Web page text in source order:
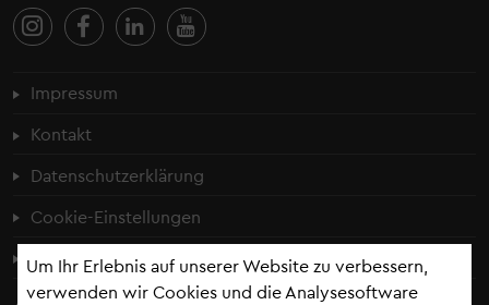
Um Ihr Erlebnis auf unserer Website zu verbessern,
verwenden wir Cookies und die Analysesoftware
Fußzeilenmenü
Impressum
Kontakt
Datenschutzerklärung
Cookie-Einstellungen
Erklärung zur Barrierefreiheit